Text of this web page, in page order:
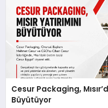
Cesur Packaging,
Büyütüyor